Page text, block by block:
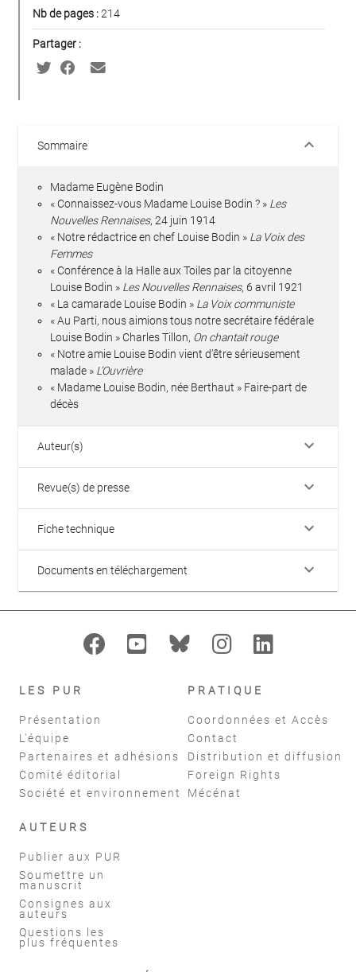
Nb de pages :214
Partager :
Sommaire keyboard_arrow_down
Madame Eugène Bodin
« Connaissez-vous Madame Louise Bodin ? » Les
Nouvelles Rennaises, 24 juin 1914
« Notre rédactrice en chef Louise Bodin » La Voix des
Femmes
« Conférence à la Halle aux Toiles par la citoyenne
Louise Bodin » Les Nouvelles Rennaises, 6 avril 1921
« La camarade Louise Bodin » La Voix communiste
« Au Parti, nous aimions tous notre secrétaire fédérale
Louise Bodin » Charles Tillon, On chantait rouge
« Notre amie Louise Bodin vient d’être sérieusement
malade » L’Ouvrière
« Madame Louise Bodin, née Berthaut » Faire-part de
décès
Auteur(s) keyboard_arrow_down
Revue(s) de presse keyboard_arrow_down
Fiche technique keyboard_arrow_down
Documents en téléchargement keyboard_arrow_down
LES PUR
Présentation
L'équipe
Partenaires et adhésions
Comité éditorial
Société et environnement
PRATIQUE
Coordonnées et Accès
Contact
Distribution et diffusion
Foreign Rights
Mécénat
AUTEURS
Publier aux PUR
Soumettre un
manuscrit
Consignes aux
auteurs
Questions les
plus fréquentes